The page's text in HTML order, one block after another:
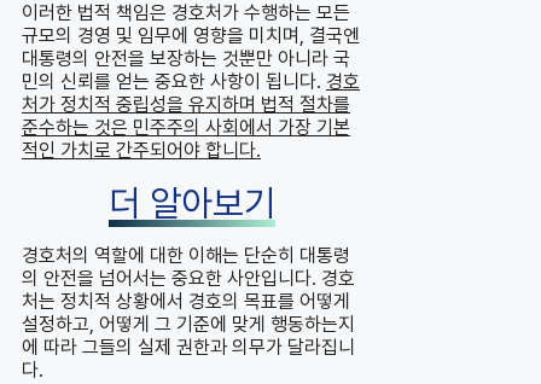
이러한 법적 책임은 경호처가 수행하는 모든
규모의 경영 및 임무에 영향을 미치며, 결국엔
대통령의 안전을 보장하는 것뿐만 아니라 국
민의 신뢰를 얻는 중요한 사항이 됩니다. 경호
처가 정치적 중립성을 유지하며 법적 절차를
준수하는 것은 민주주의 사회에서 가장 기본
적인 가치로 간주되어야 합니다.
더 알아보기
경호처의 역할에 대한 이해는 단순히 대통령
의 안전을 넘어서는 중요한 사안입니다. 경호
처는 정치적 상황에서 경호의 목표를 어떻게
설정하고, 어떻게 그 기준에 맞게 행동하는지
에 따라 그들의 실제 권한과 의무가 달라집니
다.